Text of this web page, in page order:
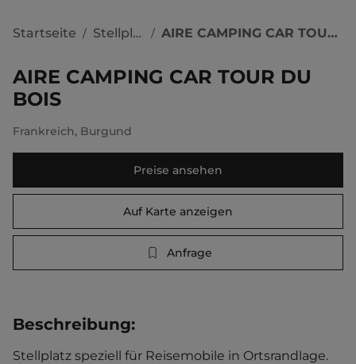
Startseite / Stellplätze / AIRE CAMPING CAR TOUR DU BOIS
AIRE CAMPING CAR TOUR DU
BOIS
Frankreich, Burgund
Preise ansehen
Auf Karte anzeigen
Anfrage
Beschreibung:
Stellplatz speziell für Reisemobile in Ortsrandlage.